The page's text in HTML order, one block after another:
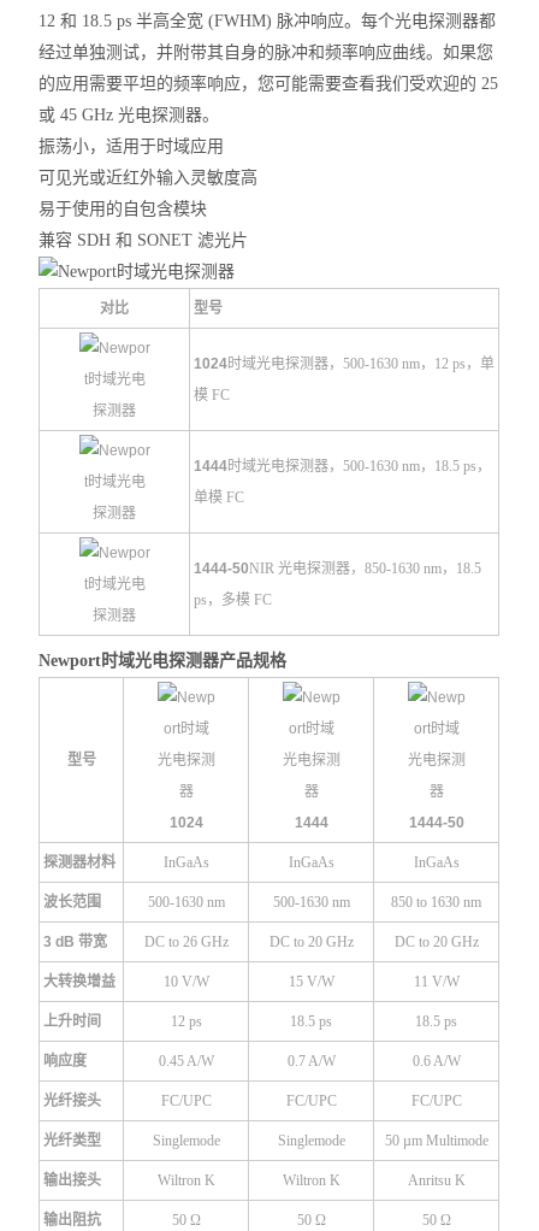
12 和 18.5 ps 半高全宽 (FWHM) 脉冲响应。每个光电探测器都
经过单独测试，并附带其自身的脉冲和频率响应曲线。如果您
的应用需要平坦的频率响应，您可能需要查看我们受欢迎的 25
或 45 GHz 光电探测器。
振荡小，适用于时域应用
可见光或近红外输入灵敏度高
易于使用的自包含模块
兼容 SDH 和 SONET 滤光片
对比 型号
1024时域光电探测器，500-1630 nm，12 ps，单
模 FC
1444时域光电探测器，500-1630 nm，18.5 ps，
单模 FC
1444-50NIR 光电探测器，850-1630 nm，18.5
ps，多模 FC
Newport时域光电探测器产品规格
型号
1024 1444 1444-50
探测器材料 InGaAs InGaAs InGaAs
波长范围 500-1630 nm 500-1630 nm 850 to 1630 nm
3 dB 带宽 DC to 26 GHz DC to 20 GHz DC to 20 GHz
大转换增益 10 V/W 15 V/W 11 V/W
上升时间 12 ps 18.5 ps 18.5 ps
响应度 0.45 A/W 0.7 A/W 0.6 A/W
光纤接头 FC/UPC FC/UPC FC/UPC
光纤类型 Singlemode Singlemode 50 µm Multimode
输出接头 Wiltron K Wiltron K Anritsu K
输出阻抗 50 Ω 50 Ω 50 Ω